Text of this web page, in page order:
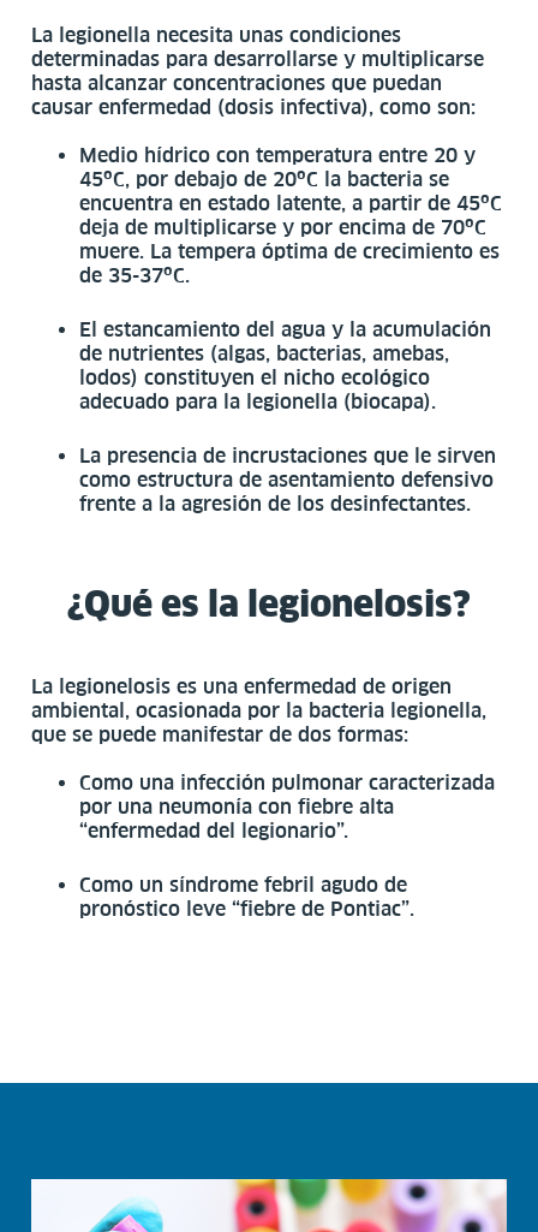
La legionella necesita unas condiciones
determinadas para desarrollarse y multiplicarse
hasta alcanzar concentraciones que puedan
causar enfermedad (dosis infectiva), como son:
Medio hídrico con temperatura entre 20 y
45ºC, por debajo de 20ºC la bacteria se
encuentra en estado latente, a partir de 45ºC
deja de multiplicarse y por encima de 70ºC
muere. La tempera óptima de crecimiento es
de 35-37ºC.
El estancamiento del agua y la acumulación
de nutrientes (algas, bacterias, amebas,
lodos) constituyen el nicho ecológico
adecuado para la legionella (biocapa).
La presencia de incrustaciones que le sirven
como estructura de asentamiento defensivo
frente a la agresión de los desinfectantes.
¿Qué es la legionelosis?
La legionelosis es una enfermedad de origen
ambiental, ocasionada por la bacteria legionella,
que se puede manifestar de dos formas:
Como una infección pulmonar caracterizada
por una neumonía con fiebre alta
“enfermedad del legionario”.
Como un síndrome febril agudo de
pronóstico leve “fiebre de Pontiac”.